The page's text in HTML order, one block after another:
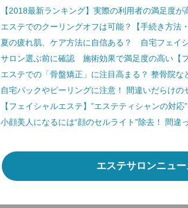
【2018最新ランキング】実際の利用者の満足度
エステでのクーリングオフは可能？【手続き方法・
夏の疲れ肌、ケア方法に自信ある？ 自宅フェイ
サロン選ぶ前に確認 施術効果で満足度の高い【
エステでの「骨盤矯正」に注目高まる？ 整骨院な
自宅パックやピーリングに注意！ 間違いだらけの
【フェイシャルエステ】”エステティシャンの対応
小顔美人になるには“顔のセルライト”除去！ 間違
エステサロンニュー